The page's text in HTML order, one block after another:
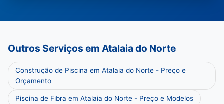
Outros Serviços em Atalaia do Norte
Construção de Piscina em Atalaia do Norte - Preço e
Orçamento
Piscina de Fibra em Atalaia do Norte - Preço e Modelos